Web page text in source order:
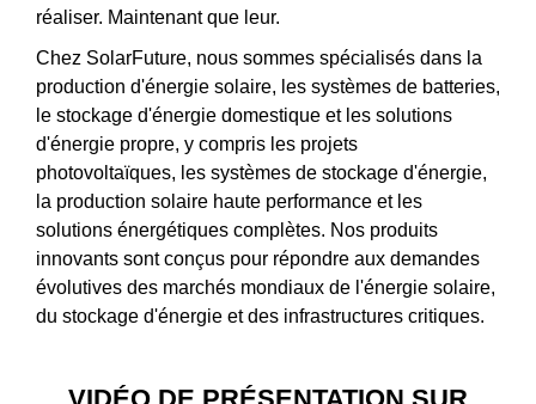
réaliser. Maintenant que leur.
Chez SolarFuture, nous sommes spécialisés dans la
production d'énergie solaire, les systèmes de batteries,
le stockage d'énergie domestique et les solutions
d'énergie propre, y compris les projets
photovoltaïques, les systèmes de stockage d'énergie,
la production solaire haute performance et les
solutions énergétiques complètes. Nos produits
innovants sont conçus pour répondre aux demandes
évolutives des marchés mondiaux de l'énergie solaire,
du stockage d'énergie et des infrastructures critiques.